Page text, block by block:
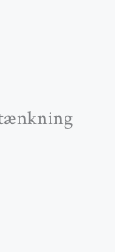
tænkning